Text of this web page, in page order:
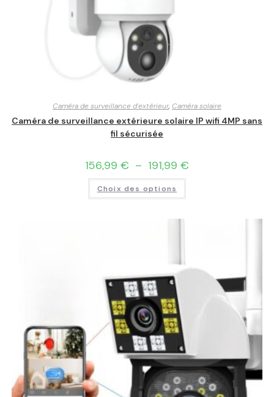
Caméra de surveillance d'extérieur, Caméra solaire
Caméra de surveillance extérieure solaire IP wifi 4MP sans
fil sécurisée
156,99 € – 191,99 €
Choix des options